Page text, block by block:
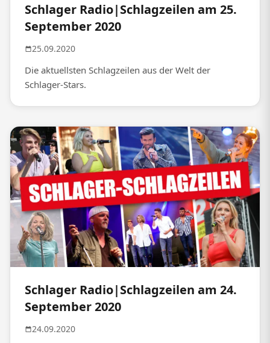
Schlager Radio|Schlagzeilen am 25.
September 2020
25.09.2020
Die aktuellsten Schlagzeilen aus der Welt der
Schlager-Stars.
Schlager Radio|Schlagzeilen am 24.
September 2020
24.09.2020